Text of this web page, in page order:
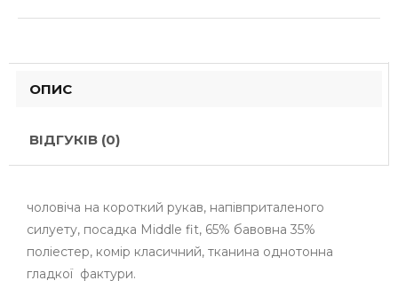
ОПИС
ВІДГУКІВ (0)
чоловіча на короткий рукав, напівприталеного
силуету, посадка Middle fit, 65% бавовна 35%
поліестер, комір класичний, тканина однотонна
гладкої фактури.